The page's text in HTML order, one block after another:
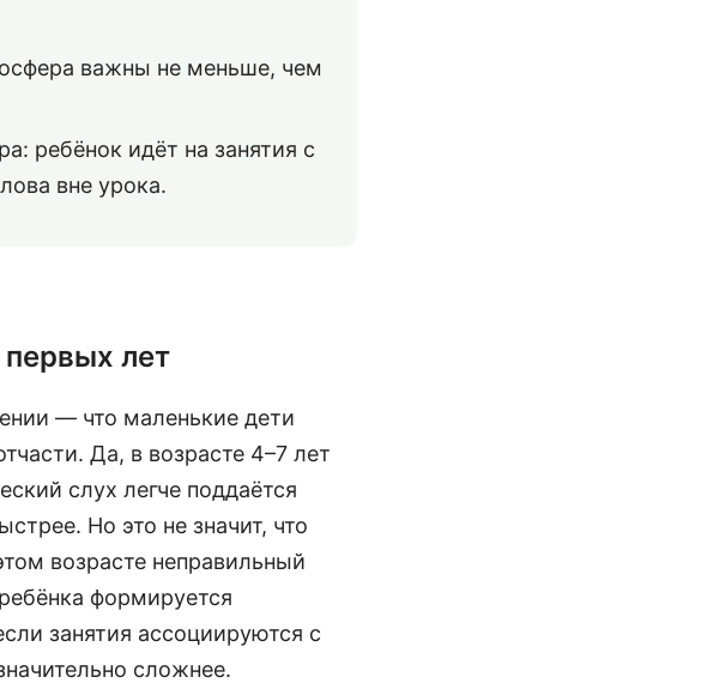
важны не меньше, чем
ребёнок идёт на занятия с
вне урока.
лет
— что маленькие дети
Да, в возрасте 4–7 лет
слух легче поддаётся
Но это не значит, что
возрасте неправильный
формируется
занятия ассоциируются с
сложнее.